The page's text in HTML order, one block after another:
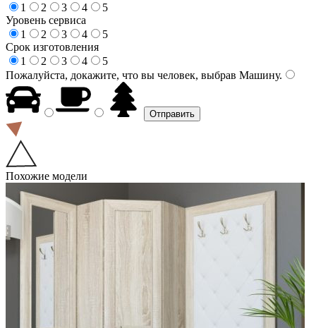
1
2 3 4
5
Уровень сервиса
1
2 3 4
5
Срок изготовления
1
2 3 4
5
Пожалуйста, докажите, что вы человек, выбрав Машину.
Похожие модели